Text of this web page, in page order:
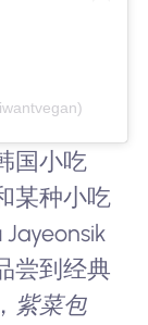
国小吃
某种小吃
尝到经典
紫菜包